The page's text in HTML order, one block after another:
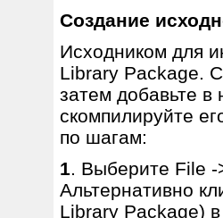
Создание
Исходником для
Library Package.
затем добавьте в
скомпилируйте
по шагам:
1. Выберите File -
Альтернативно
Library Package)